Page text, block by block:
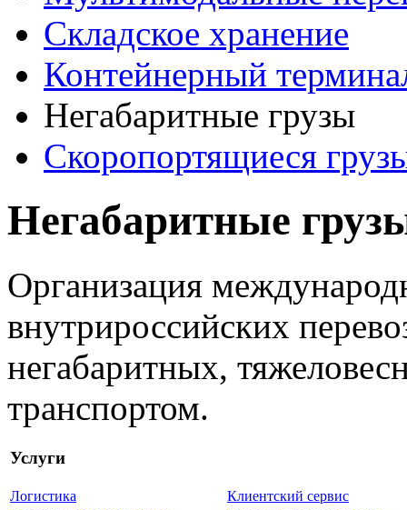
Складское хранение
Контейнерный
Негабаритные грузы
Скоропортящиеся
Негабаритные
Организация
внутрироссийских
негабаритных,
транспортом.
Услуги
Логистика
Клиентский сервис